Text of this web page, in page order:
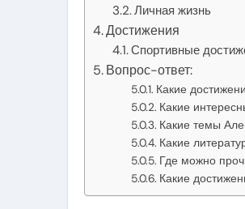
Личная жизнь
Достижения
Спортивные
Вопрос-ответ:
Какие
Какие
Какие темы
Какие
Где можно
Какие